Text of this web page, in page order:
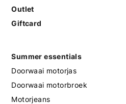
Outlet
Giftcard
Summer essentials
Doorwaai motorjas
Doorwaai motorbroek
Motorjeans